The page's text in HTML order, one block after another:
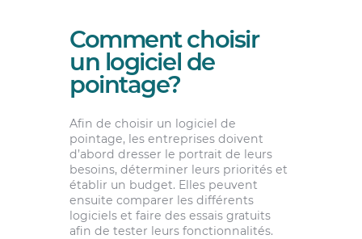
Comment choisir
un logiciel de
pointage?
Afin de choisir un logiciel de
pointage, les entreprises doivent
d’abord dresser le portrait de leurs
besoins, déterminer leurs priorités et
établir un budget. Elles peuvent
ensuite comparer les différents
logiciels et faire des essais gratuits
afin de tester leurs fonctionnalités.